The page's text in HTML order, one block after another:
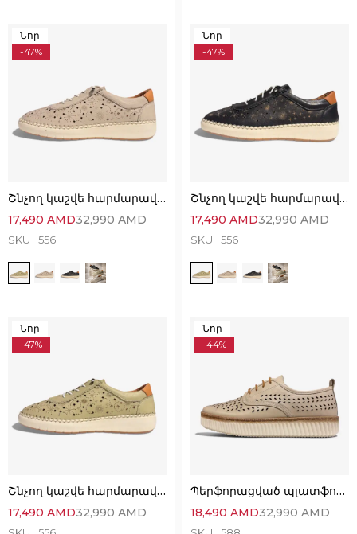
Նոր
-47%
Շնչող կաշվե հարմարավետ կոշիկներ՝ Անզուգական ընտրություն
32,990AMD
17,490 AMD
SKU 556
Նոր
-47%
Շնչող կաշվե հարմարավետ կոշիկներ՝ Անզուգական ընտրություն
32,990AMD
17,490 AMD
SKU 556
Նոր
-47%
Շնչող կաշվե հարմարավետ կոշիկներ՝ Անզուգական ընտրություն
32,990AMD
17,490 AMD
Նոր
-44%
Պերֆորացված պլատֆորմ կոշիկներ՝ հիանալի ընտրություն
32,990AMD
18,490 AMD